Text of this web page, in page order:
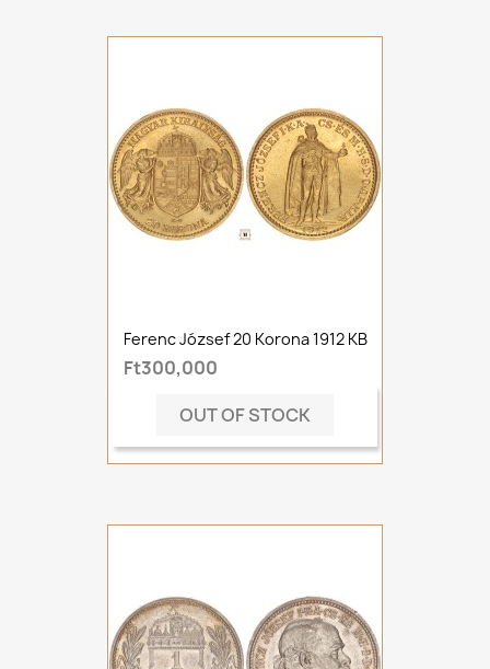
Ferenc József 20 Korona 1912 KB
Ft300,000
OUT OF STOCK